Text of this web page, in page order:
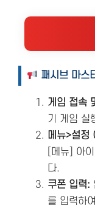
패시브 마스
게임 접속
기 게임 실
메뉴>설정
[메뉴] 아
다.
쿠폰 입력:
를 입력하